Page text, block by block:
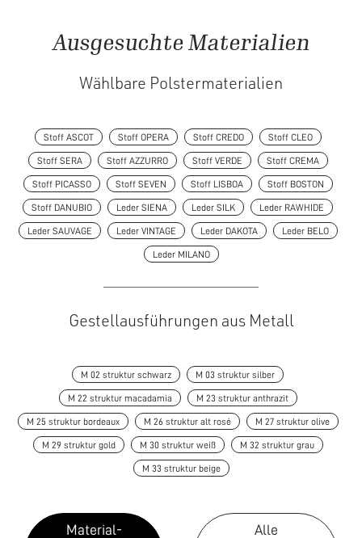
Ausgesuchte Materialien
Wählbare Polstermaterialien
Stoff ASCOT Stoff OPERA Stoff CREDO Stoff CLEO
Stoff SERA Stoff AZZURRO Stoff VERDE Stoff CREMA
Stoff PICASSO Stoff SEVEN Stoff LISBOA Stoff BOSTON
Stoff DANUBIO Leder SIENA Leder SILK Leder RAWHIDE
Leder SAUVAGE Leder VINTAGE Leder DAKOTA Leder BELO
Leder MILANO
Gestellausführungen aus Metall
M 02 struktur schwarz M 03 struktur silber
M 22 struktur macadamia M 23 struktur anthrazit
M 25 struktur bordeaux M 26 struktur alt rosé M 27 struktur olive
M 29 struktur gold M 30 struktur weiß M 32 struktur grau
M 33 struktur beige
Material-
Alle